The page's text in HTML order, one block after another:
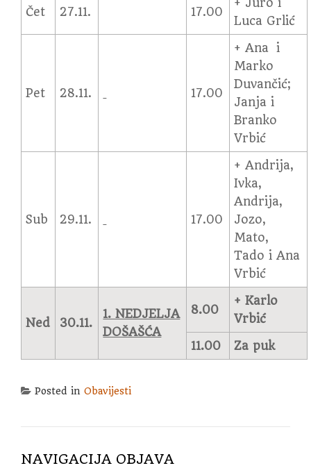
Čet 27.11. 17.00
+ Juro i
Luca Grlić
Pet 28.11. 17.00
+ Ana i
Marko
Duvančić;
Janja i
Branko
Vrbić
Sub 29.11. 17.00
+ Andrija,
Ivka,
Andrija,
Jozo,
Mato,
Tado i Ana
Vrbić
Ned 30.11.
1. NEDJELJA
DOŠAŠĆA
8.00
+ Karlo
Vrbić
11.00
Za puk
Posted in Obavijesti
NAVIGACIJA OBJAVA